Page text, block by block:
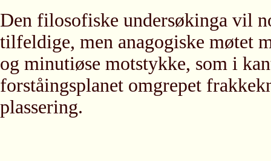
Den filosofiske undersøkinga vil
tilfeldige, men anagogiske møtet
og minutiøse motstykke, som i
forståingsplanet omgrepet
plassering.